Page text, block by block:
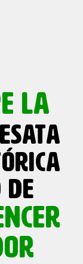
LA
DE